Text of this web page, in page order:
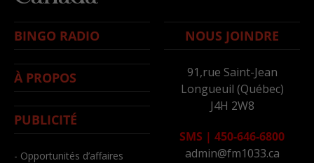
BINGO RADIO
À PROPOS
PUBLICITÉ
- Opportunités d’affaires
NOUS JOINDRE
91,rue Saint-Jean
Longueuil (Québec)
J4H 2W8
SMS | 450-646-6800
admin@fm1033.ca